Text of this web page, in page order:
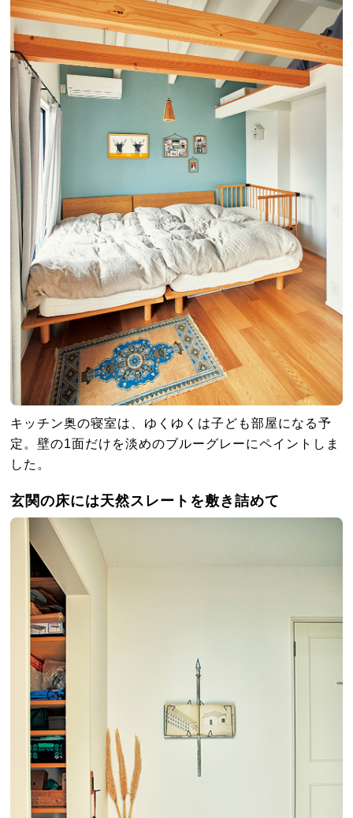
キッチン奥の寝室は、ゆくゆくは子ども部屋になる予
定。壁の1面だけを淡めのブルーグレーにペイントしま
した。
玄関の床には天然スレートを敷き詰めて